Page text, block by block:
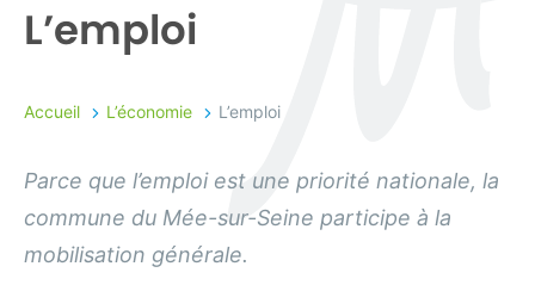
sur-
L’emploi
Accueil L’économie L’emploi
Parce que l’emploi est une priorité nationale, la
commune du Mée-sur-Seine participe à la
mobilisation générale.